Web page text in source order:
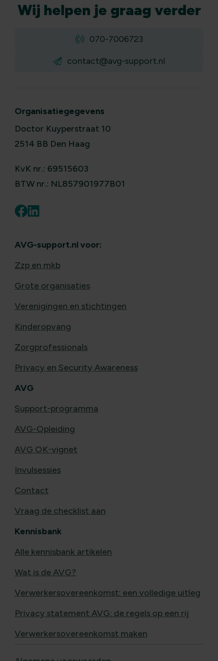
Wij helpen je graag verder
070-7006723
contact@avg-support.nl
Organisatiegegevens
Doctor Kuyperstraat 10
2514 BB Den Haag
KvK nr.: 69515603
BTW nr.: NL857901977B01
AVG-support.nl voor:
Zzp en mkb
Grote organisaties
Verenigingen en stichtingen
Kinderopvang
Zorgprofessionals
Privacy en Security Awareness
AVG
Support-programma
AVG-Opleiding
AVG OK-vignet
Invulsessies
Contact
Vraag de checklist aan
Kennisbank
Alle kennisbank artikelen
Wat is de AVG?
Verwerkersovereenkomst: een volledige uitleg
Privacy statement AVG: de regels op een rij
Verwerkersovereenkomst maken